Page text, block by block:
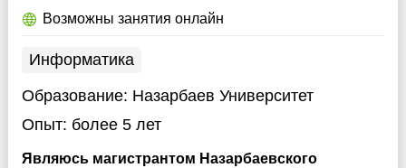
Возможны занятия онлайн
Информатика
Образование: Назарбаев Университет
Опыт: более 5 лет
Являюсь магистрантом Назарбаевского